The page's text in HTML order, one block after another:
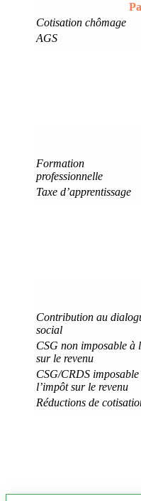
Cotisation chômage
AGS
Formation
professionnelle
Taxe d’apprentissage
Contribution au
social
CSG non imposable à
sur le revenu
CSG/CRDS imposable
l’impôt sur le revenu
Réductions de